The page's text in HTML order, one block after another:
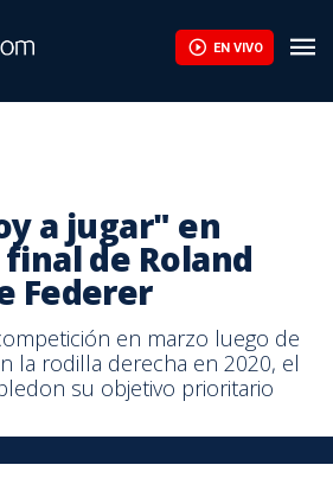
EN VIVO
a jugar" en
de Roland
Federer
en marzo luego de
la rodilla derecha en 2020, el
su objetivo prioritario